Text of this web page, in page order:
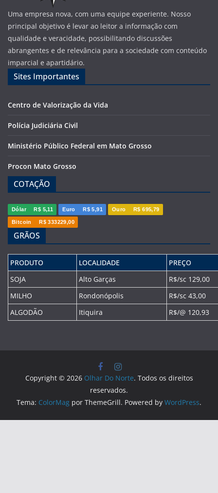
Uma empresa nova, com uma equipe experiente. Nosso
principal objetivo é levar ao leitor a informação com
qualidade e veracidade, possibilitando discussões
abrangentes e de relevância para a sociedade com conteúdo
imparcial e apartidário.
Sites Importantes
Centro de Valorização da Vida
Polícia Judiciária Civil
Ministério Público Federal em Mato Grosso
Procon Mato Grosso
COTAÇÃO
Dólar R$ 5,11 Euro R$ 5,91 Ouro R$ 695,79
Bitcoin R$ 333229,00
GRÃOS
PRODUTO LOCALIDADE
PREÇO
SOJA
Alto Garças
R$/sc 129,00
MILHO
Rondonópolis
R$/sc 43,00
ALGODÃO
Itiquira R$/@ 120,93
Copyright © 2026 Olhar Do Norte. Todos os direitos
reservados.
Tema: ColorMag por ThemeGrill. Powered by WordPress.